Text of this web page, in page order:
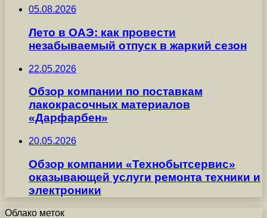
05.08.2026
Лето в ОАЭ: как провести
незабываемый отпуск в жаркий сезон
22.05.2026
Обзор компании по поставкам
лакокрасочных материалов
«Дарфарбен»
20.05.2026
Обзор компании «Технобытсервис»
оказывающей услуги ремонта техники и
электроники
Облако меток